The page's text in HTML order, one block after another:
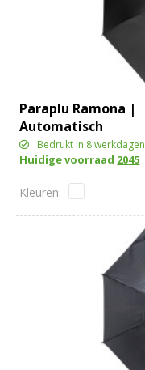
Paraplu Ramona |
Automatisch
Bedrukt in 8 werkdagen
Huidige voorraad 2045